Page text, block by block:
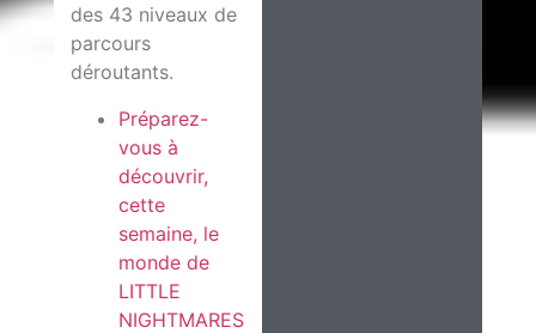
des 43 niveaux de
parcours
déroutants.
Préparez-
vous à
découvrir,
cette
semaine, le
monde de
LITTLE
NIGHTMARES